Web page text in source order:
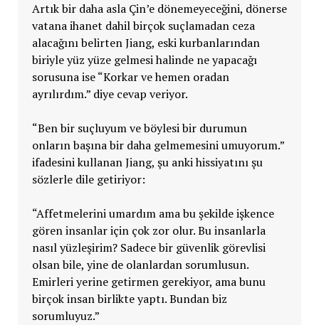
Artık bir daha asla Çin’e dönemeyeceğini, dönerse
vatana ihanet dahil birçok suçlamadan ceza
alacağını belirten Jiang, eski kurbanlarından
biriyle yüz yüze gelmesi halinde ne yapacağı
sorusuna ise “Korkar ve hemen oradan
ayrılırdım.” diye cevap veriyor.
“Ben bir suçluyum ve böylesi bir durumun
onların başına bir daha gelmemesini umuyorum.”
ifadesini kullanan Jiang, şu anki hissiyatını şu
sözlerle dile getiriyor:
“Affetmelerini umardım ama bu şekilde işkence
gören insanlar için çok zor olur. Bu insanlarla
nasıl yüzleşirim? Sadece bir güvenlik görevlisi
olsan bile, yine de olanlardan sorumlusun.
Emirleri yerine getirmen gerekiyor, ama bunu
birçok insan birlikte yaptı. Bundan biz
sorumluyuz.”